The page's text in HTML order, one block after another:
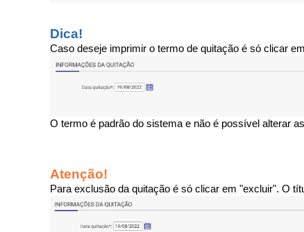
Dica!
Caso deseje imprimir o termo de quitação é só clicar
O termo é padrão do sistema e não é possível alterar
Atenção!
Para exclusão da quitação é só clicar em "excluir". O